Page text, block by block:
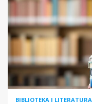
BIBLIOTEKA I LITERATURA